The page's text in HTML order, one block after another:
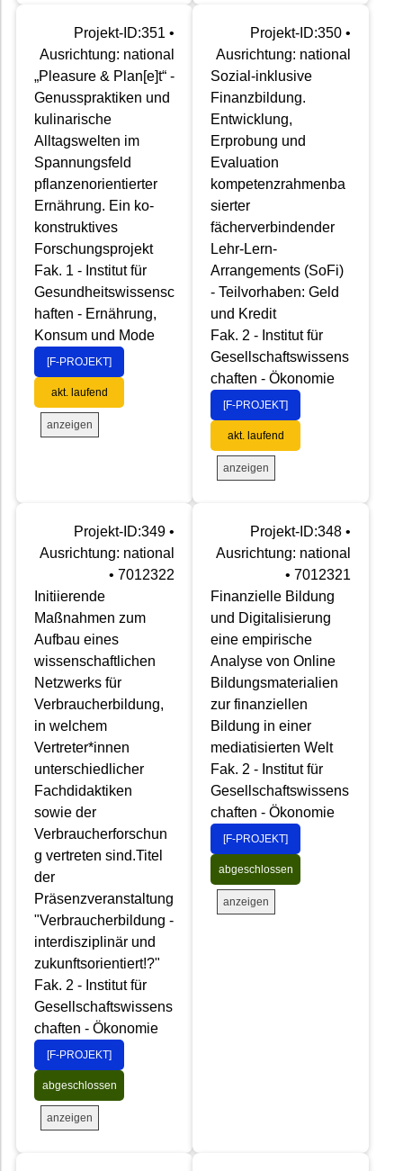
Projekt-ID:351 •
Ausrichtung: national
„Pleasure & Plan[e]t“ -
Genusspraktiken und
kulinarische
Alltagswelten im
Spannungsfeld
pflanzenorientierter
Ernährung. Ein ko-
konstruktives
Forschungsprojekt
Fak. 1 - Institut für
Gesundheitswissensc
haften - Ernährung,
Konsum und Mode
[F-PROJEKT]
akt. laufend
anzeigen
Projekt-ID:350 •
Ausrichtung: national
Sozial-inklusive
Finanzbildung.
Entwicklung,
Erprobung und
Evaluation
kompetenzrahmenba
sierter
fächerverbindender
Lehr-Lern-
Arrangements (SoFi)
- Teilvorhaben: Geld
und Kredit
Fak. 2 - Institut für
Gesellschaftswissens
chaften - Ökonomie
[F-PROJEKT]
akt. laufend
anzeigen
Projekt-ID:349 •
Ausrichtung: national
• 7012322
Initiierende
Maßnahmen zum
Aufbau eines
wissenschaftlichen
Netzwerks für
Verbraucherbildung,
in welchem
Vertreter*innen
unterschiedlicher
Fachdidaktiken
sowie der
Verbraucherforschun
g vertreten sind.Titel
der
Präsenzveranstaltung
"Verbraucherbildung -
interdisziplinär und
zukunftsorientiert!?"
Fak. 2 - Institut für
Gesellschaftswissens
chaften - Ökonomie
[F-PROJEKT]
abgeschlossen
anzeigen
Projekt-ID:348 •
Ausrichtung: national
• 7012321
Finanzielle Bildung
und Digitalisierung
eine empirische
Analyse von Online
Bildungsmaterialien
zur finanziellen
Bildung in einer
mediatisierten Welt
Fak. 2 - Institut für
Gesellschaftswissens
chaften - Ökonomie
[F-PROJEKT]
abgeschlossen
anzeigen